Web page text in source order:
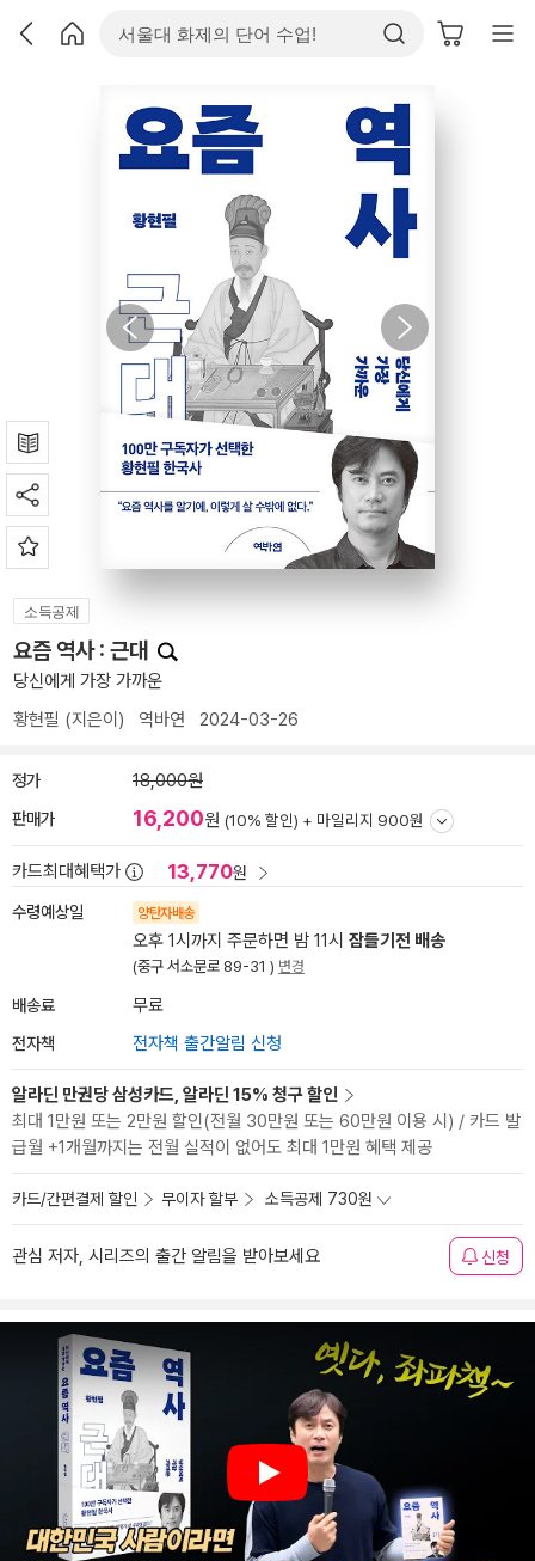
소득공제
요즘 역사 : 근대
당신에게 가장 가까운
황현필 (지은이) 역바연 2024-03-26
정가 18,000원
판매가 16,200원 (10% 할인) + 마일리지 900원
카드최대혜택가 13,770원
수령예상일 양탄자배송
오후 1시까지 주문하면 밤 11시 잠들기전 배송
(중구 서소문로 89-31 ) 변경
배송료 무료
전자책 전자책 출간알림 신청
알라딘 만권당 삼성카드, 알라딘 15% 청구 할인
최대 1만원 또는 2만원 할인(전월 30만원 또는 60만원 이용 시) / 카드 발
급월 +1개월까지는 전월 실적이 없어도 최대 1만원 혜택 제공
카드/간편결제 할인 무이자 할부 소득공제 730원
관심 저자, 시리즈의 출간 알림을 받아보세요 신청
Play